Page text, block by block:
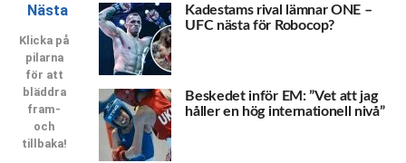
Nästa
Klicka på
pilarna
för att
bläddra
fram-
och
tillbaka!
Kadestams rival lämnar ONE –
UFC nästa för Robocop?
Beskedet inför EM: ”Vet att jag
håller en hög internationell nivå”